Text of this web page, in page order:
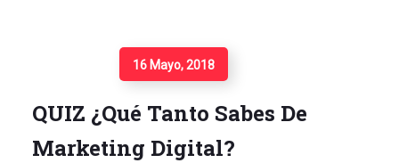
16 Mayo, 2018
QUIZ ¿Qué Tanto Sabes De
Marketing Digital?